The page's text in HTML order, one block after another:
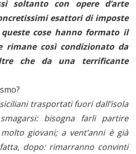
soltanto con opere d’arte
esattori di imposte
cose hanno formato il
rimane così condizionato da
che da una terrificante
trasportati fuori dall’isola
bisogna farli partire
giovani; a vent’anni è già
dopo: rimarranno convinti